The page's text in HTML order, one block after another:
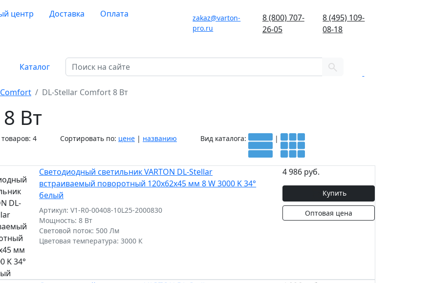
центр Доставка
Оплата
zakaz@varton-
pro.ru
8 (800) 707-
26-05
8 (495) 109-
08-18
Каталог
DL-Stellar Comfort 8 Вт
Вт
4 Сортировать по: цене | названию Вид каталога: |
Светодиодный светильник VARTON DL-Stellar
встраиваемый поворотный 120x62x45 мм 8 W 3000 K 34°
белый
Артикул: V1-R0-00408-10L25-2000830
Мощность: 8 Вт
Световой поток: 500 Лм
Цветовая температура: 3000 К
4 986 руб.
Купить
Оптовая цена